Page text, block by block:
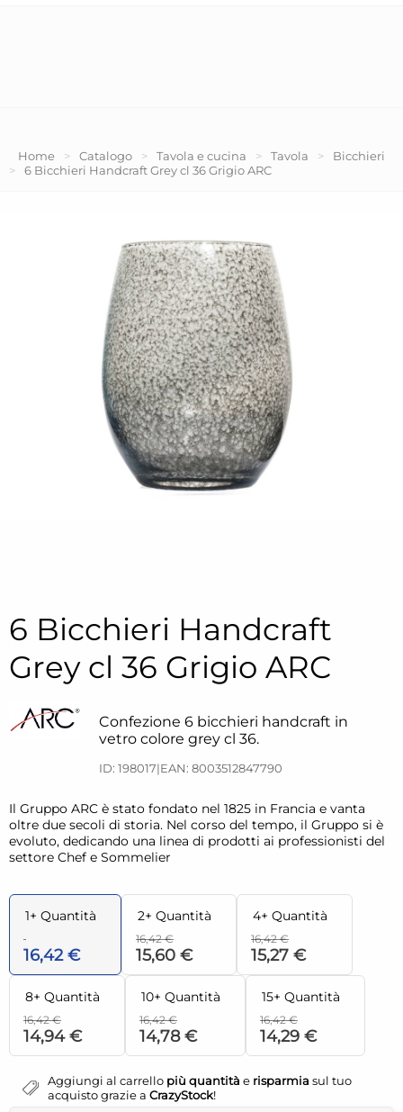
Home > Catalogo > Tavola e cucina > Tavola >
Bicchieri
>
6 Bicchieri Handcraft Grey cl 36 Grigio ARC
6 Bicchieri Handcraft
Grey cl 36 Grigio ARC
Confezione 6 bicchieri handcraft in
vetro colore grey cl 36.
ID: 198017|EAN: 8003512847790
Il Gruppo ARC è stato fondato nel 1825 in Francia e vanta
oltre due secoli di storia. Nel corso del tempo, il Gruppo si è
evoluto, dedicando una linea di prodotti ai professionisti del
settore Chef e Sommelier
1+ Quantità
16,42 €
2+ Quantità
16,42 €
15,60 €
4+ Quantità
16,42 €
15,27 €
8+ Quantità
16,42 €
14,94 €
10+ Quantità
16,42 €
14,78 €
15+ Quantità
16,42 €
14,29 €
Aggiungi al carrello più quantità e risparmia sul tuo
acquisto grazie a CrazyStock!